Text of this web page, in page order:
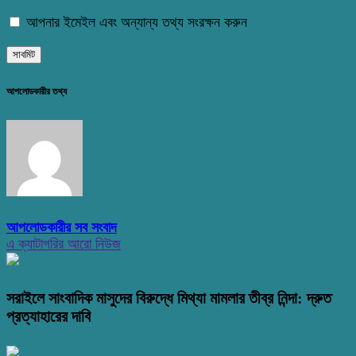
আপনার ইমেইল এবং অন্যান্য তথ্য সংরক্ষন করুন
আপলোডকারীর তথ্য
আপলোডকারীর সব সংবাদ
এ ক্যাটাগরির আরো নিউজ
সরাইলে সাংবাদিক মাসুদের বিরুদ্ধে মিথ্যা মামলার তীব্র নিন্দা: দ্রুত
প্রত্যাহারের দাবি